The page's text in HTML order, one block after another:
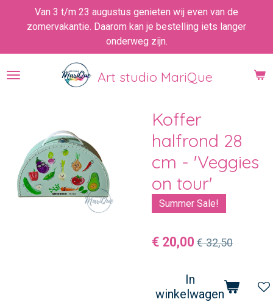
direct
de
hoofdinhoud
Art studio MariQue
Van 3 t/m 23 augustus genieten wij even van de
zomervakantie. Daarom kan je bestelling iets langer
onderweg zijn.
Koffer
halfrond 28
cm - 'Veggies
on tour'
Summer Sale!
€ 20,00 € 32,50
In
winkelwagen